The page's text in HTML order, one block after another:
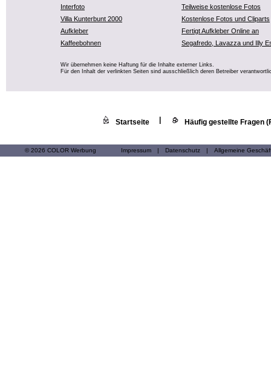
Interfoto
Teilweise kostenlose Fotos
Villa Kunterbunt 2000
Kostenlose Fotos und Cliparts
Aufkleber
Fertigt Aufkleber Online an
Kaffeebohnen
Segafredo, Lavazza und Illy
Wir übernehmen keine Haftung für die Inhalte externer Links.
Für den Inhalt der verlinkten Seiten sind ausschließlich deren Betreiber
Startseite Häufig gestellte Fragen
© 2026 COLOR Werbung Impressum | Datenschutz | Allgemeine